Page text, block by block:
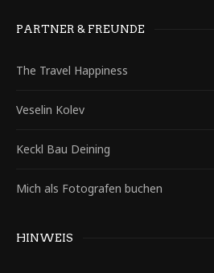
PARTNER & FREUNDE
The Travel Happiness
Veselin Kolev
Keckl Bau Deining
Mich als Fotografen buchen
HINWEIS